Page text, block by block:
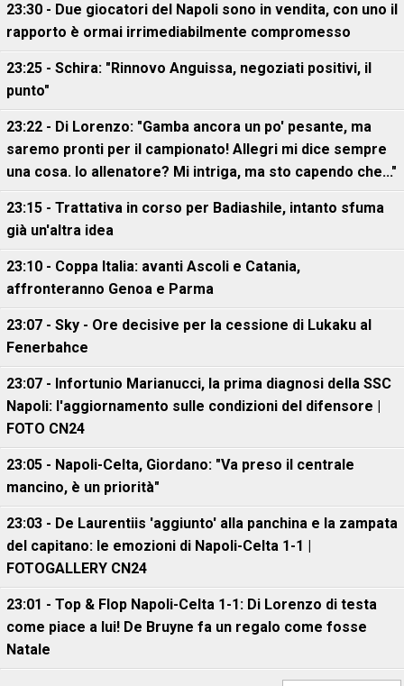
23:30 - Due giocatori del Napoli sono in vendita, con uno il
rapporto è ormai irrimediabilmente compromesso
23:25 - Schira: "Rinnovo Anguissa, negoziati positivi, il
punto"
23:22 - Di Lorenzo: "Gamba ancora un po' pesante, ma
saremo pronti per il campionato! Allegri mi dice sempre
una cosa. Io allenatore? Mi intriga, ma sto capendo che..."
23:15 - Trattativa in corso per Badiashile, intanto sfuma
già un'altra idea
23:10 - Coppa Italia: avanti Ascoli e Catania,
affronteranno Genoa e Parma
23:07 - Sky - Ore decisive per la cessione di Lukaku al
Fenerbahce
23:07 - Infortunio Marianucci, la prima diagnosi della SSC
Napoli: l'aggiornamento sulle condizioni del difensore |
FOTO CN24
23:05 - Napoli-Celta, Giordano: "Va preso il centrale
mancino, è un priorità"
23:03 - De Laurentiis 'aggiunto' alla panchina e la zampata
del capitano: le emozioni di Napoli-Celta 1-1 |
FOTOGALLERY CN24
23:01 - Top & Flop Napoli-Celta 1-1: Di Lorenzo di testa
come piace a lui! De Bruyne fa un regalo come fosse
Natale